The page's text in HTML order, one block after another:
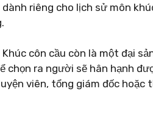
riêng cho lịch sử môn
côn cầu còn là một đại
chọn ra người sẽ hân hạnh
viên, tổng giám đốc hoặc